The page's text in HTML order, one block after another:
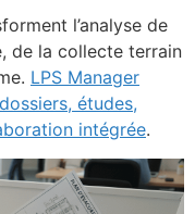
l’analyse de
de la collecte terrain
LPS Manager
études,
intégrée.